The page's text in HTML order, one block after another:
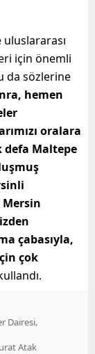
için önemli
da sözlerine
hemen
oralara
defa Maltepe
Mersin
çabasıyla,
çok
Dairesi
Atak